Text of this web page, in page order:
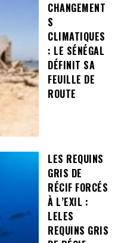
CHANGEMENT
S
CLIMATIQUES
: LE SÉNÉGAL
DÉFINIT SA
FEUILLE DE
ROUTE
LES REQUINS
GRIS DE
RÉCIF FORCÉS
À L’EXIL :
LELES
REQUINS GRIS